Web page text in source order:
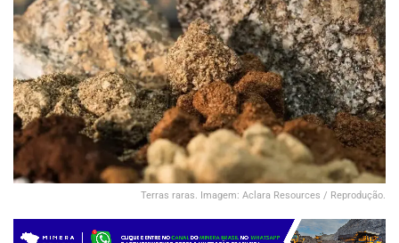
Terras raras. Imagem: Aclara Resources / Reprodução.